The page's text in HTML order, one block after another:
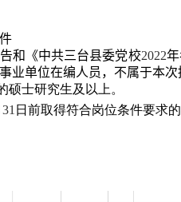
和《中共三台县委党校2022
业单位在编人员，不属于本次
硕士研究生及以上。
31 日前取得符合岗位条件要求